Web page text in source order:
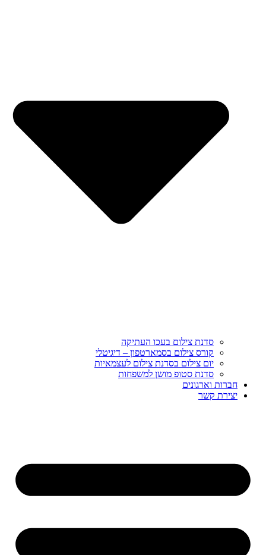
סדנת צילום בעכו העתיקה
קורס צילום בסמארטפון – דיגיטלי
יום צילום בסדנת צילום לעצמאיות
סדנת סטופ מושן למשפחות
חברות וארגונים
יצירת קשר